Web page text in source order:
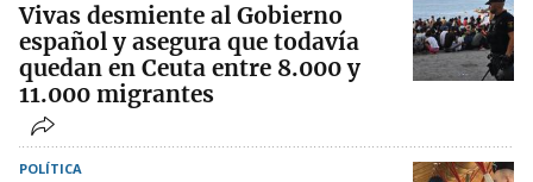
Vivas desmiente al Gobierno
español y asegura que todavía
quedan en Ceuta entre 8.000 y
11.000 migrantes
POLÍTICA